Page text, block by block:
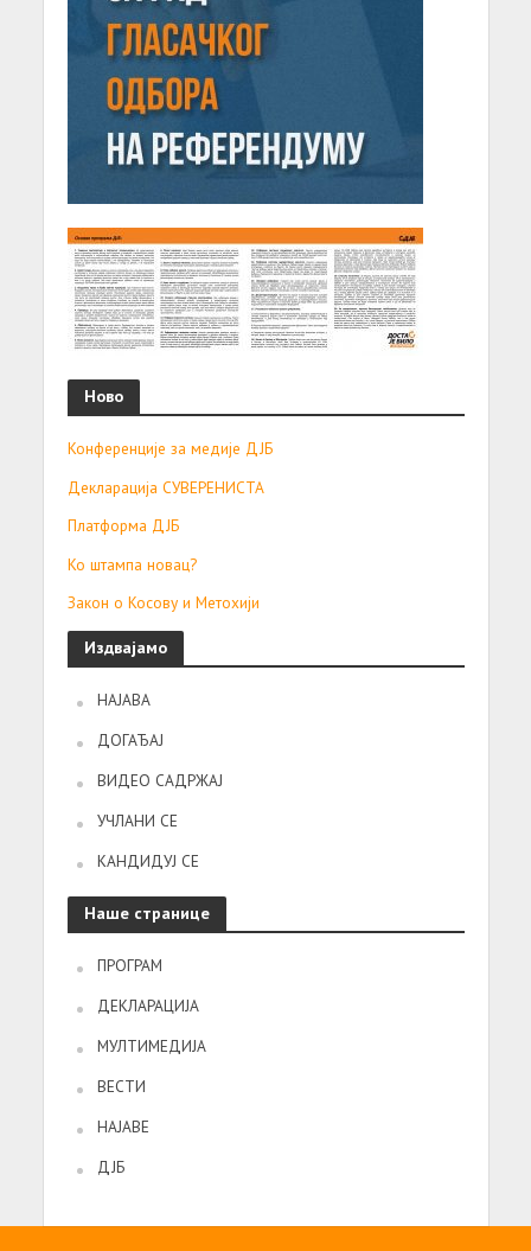
Ново
Конференције за медије ДЈБ
Декларација СУВЕРЕНИСТА
Платформа ДЈБ
Ко штампа новац?
Закон о Косову и Метохији
Издвајамо
НАЈАВА
ДОГАЂАЈ
ВИДЕО САДРЖАЈ
УЧЛАНИ СЕ
КАНДИДУЈ СЕ
Наше странице
ПРОГРАМ
ДЕКЛАРАЦИЈА
МУЛТИМЕДИЈА
ВЕСТИ
НАЈАВЕ
ДЈБ